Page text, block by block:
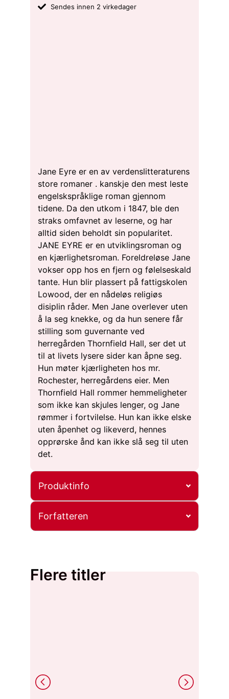
Sendes innen 2 virkedager
Jane Eyre er en av verdenslitteraturens
store romaner . kanskje den mest leste
engelskspråklige roman gjennom
tidene. Da den utkom i 1847, ble den
straks omfavnet av leserne, og har
alltid siden beholdt sin popularitet.
JANE EYRE er en utviklingsroman og
en kjærlighetsroman. Foreldreløse Jane
vokser opp hos en fjern og følelseskald
tante. Hun blir plassert på fattigskolen
Lowood, der en nådeløs religiøs
disiplin råder. Men Jane overlever uten
å la seg knekke, og da hun senere får
stilling som guvernante ved
herregården Thornfield Hall, ser det ut
til at livets lysere sider kan åpne seg.
Hun møter kjærligheten hos mr.
Rochester, herregårdens eier. Men
Thornfield Hall rommer hemmeligheter
som ikke kan skjules lenger, og Jane
rømmer i fortvilelse. Hun kan ikke elske
uten åpenhet og likeverd, hennes
opprørske ånd kan ikke slå seg til uten
det.
Produktinfo
Forfatteren
Flere titler